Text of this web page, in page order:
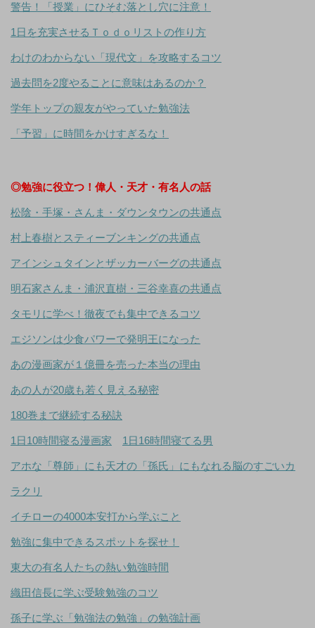
警告！「授業」にひそむ落とし穴に注意！
1日を充実させるＴｏｄｏリストの作り方
わけのわからない「現代文」を攻略するコツ
過去問を2度やることに意味はあるのか？
学年トップの親友がやっていた勉強法
「予習」に時間をかけすぎるな！
◎勉強に役立つ！偉人・天才・有名人の話
松陰・手塚・さんま・ダウンタウンの共通点
村上春樹とスティーブンキングの共通点
アインシュタインとザッカーバーグの共通点
明石家さんま・浦沢直樹・三谷幸喜の共通点
タモリに学べ！徹夜でも集中できるコツ
エジソンは少食パワーで発明王になった
あの漫画家が１億冊を売った本当の理由
あの人が20歳も若く見える秘密
180巻まで継続する秘訣
1日10時間寝る漫画家 1日16時間寝てる男
アホな「尊師」にも天才の「孫氏」にもなれる脳のすごいカ
ラクリ
イチローの4000本安打から学ぶこと
勉強に集中できるスポットを探せ！
東大の有名人たちの熱い勉強時間
織田信長に学ぶ受験勉強のコツ
孫子に学ぶ「勉強法の勉強」の勉強計画